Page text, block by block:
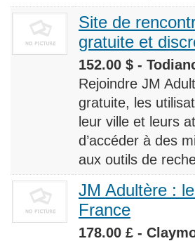
Site de
gratuite et
152.00 $ -
Rejoindre JM
gratuite, les
leur ville et leurs
d’accéder à des
aux outils de
JM Adultère :
France
178.00 £ -